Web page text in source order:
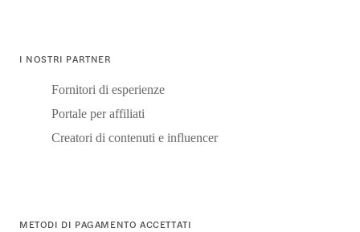
I NOSTRI PARTNER
Fornitori di esperienze
Portale per affiliati
Creatori di contenuti e influencer
METODI DI PAGAMENTO ACCETTATI